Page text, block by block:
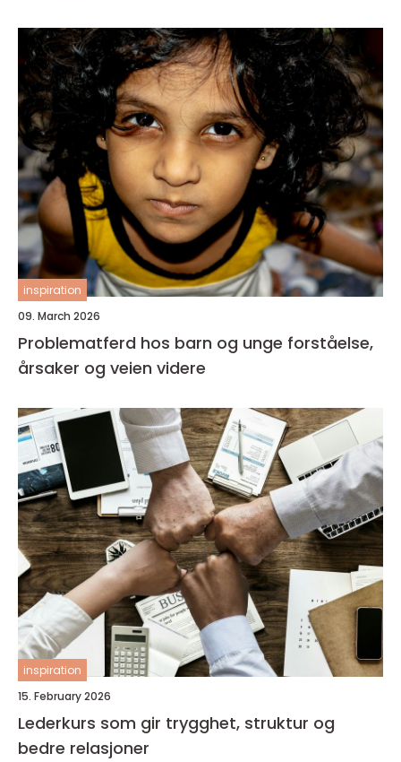
inspiration
09. March 2026
Problematferd hos barn og unge forståelse,
årsaker og veien videre
inspiration
15. February 2026
Lederkurs som gir trygghet, struktur og
bedre relasjoner